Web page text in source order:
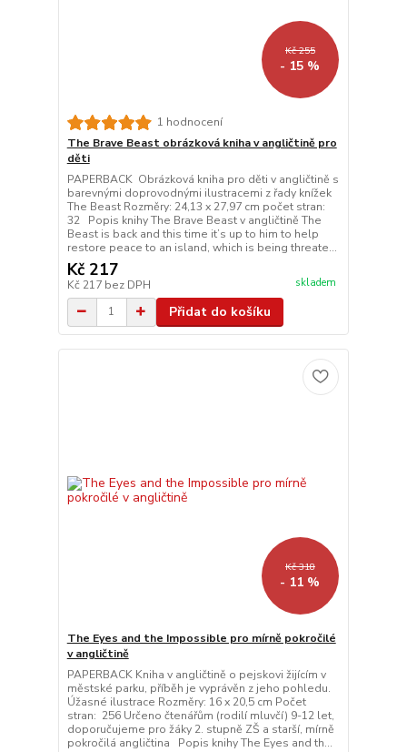
Kč 255
- 15 %
1 hodnocení
The Brave Beast obrázková kniha v angličtině pro
děti
PAPERBACK Obrázková kniha pro děti v angličtině s
barevnými doprovodnými ilustracemi z řady knížek
The Beast Rozměry: 24,13 x 27,97 cm počet stran:
32 Popis knihy The Brave Beast v angličtině The
Beast is back and this time it’s up to him to help
restore peace to an island, which is being threate...
Kč 217
Kč 217 bez DPH skladem
Přidat do košíku
Kč 318
- 11 %
The Eyes and the Impossible pro mírně pokročilé
v angličtině
PAPERBACK Kniha v angličtině o pejskovi žijícím v
městské parku, příběh je vyprávěn z jeho pohledu.
Úžasné ilustrace Rozměry: 16 x 20,5 cm Počet
stran: 256 Určeno čtenářům (rodilí mluvčí) 9-12 let,
doporučujeme pro žáky 2. stupně ZŠ a starší, mírně
pokročilá angličtina Popis knihy The Eyes and th...